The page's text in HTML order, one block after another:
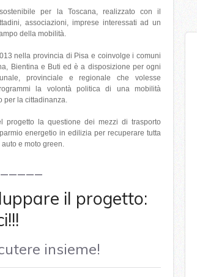
per la Toscana, realizzato con il
associazioni, imprese interessati ad un
della mobilità.
nella provincia di Pisa e coinvolge i comuni
Bientina e Buti ed è a disposizione per ogni
provinciale e regionale che volesse
la volontà politica di una mobilità
per la cittadinanza.
progetto la questione dei mezzi di trasporto
energetio in edilizia per recuperare tutta
e moto green.
il progetto:
insieme!